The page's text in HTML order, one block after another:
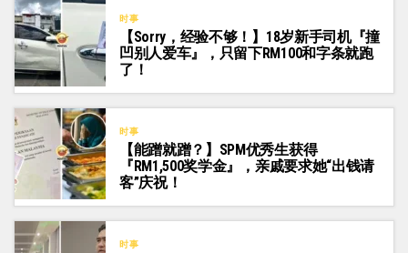
时事
【Sorry，经验不够！】18岁新手司机『撞
凹别人爱车』，只留下RM100和字条就跑
了！
时事
【能蹭就蹭？】SPM优秀生获得
『RM1,500奖学金』，亲戚要求她“出钱请
客”庆祝！
时事